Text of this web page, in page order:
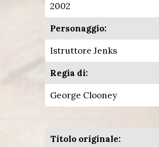
2002
Personaggio:
Istruttore Jenks
Regia di:
George Clooney
Titolo originale: